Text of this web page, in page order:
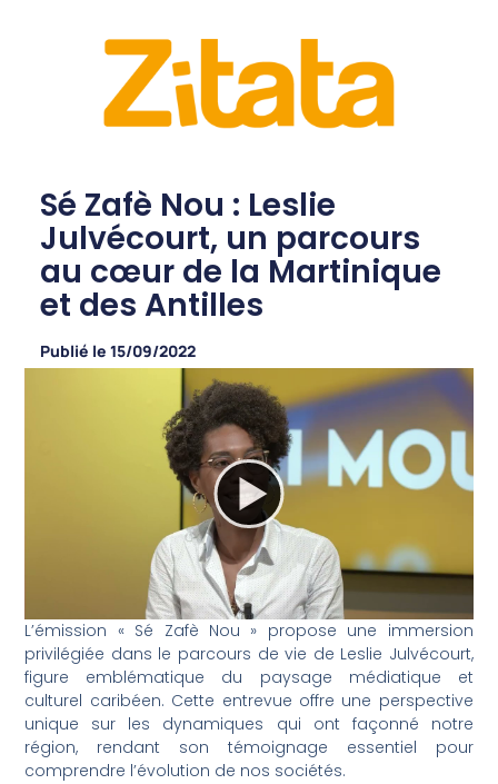
Sé Zafè Nou : Leslie
Julvécourt, un parcours
au cœur de la Martinique
et des Antilles
Publié le 15/09/2022
L’émission « Sé Zafè Nou » propose une immersion
privilégiée dans le parcours de vie de Leslie Julvécourt,
figure emblématique du paysage médiatique et
culturel caribéen. Cette entrevue offre une perspective
unique sur les dynamiques qui ont façonné notre
région, rendant son témoignage essentiel pour
comprendre l’évolution de nos sociétés.